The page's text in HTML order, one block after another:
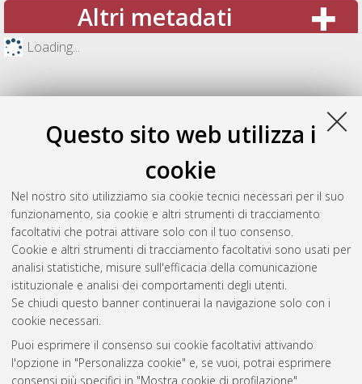
Questo sito web utilizza i
cookie
Nel nostro sito utilizziamo sia cookie tecnici necessari per il suo
funzionamento, sia cookie e altri strumenti di tracciamento
facoltativi che potrai attivare solo con il tuo consenso.
Cookie e altri strumenti di tracciamento facoltativi sono usati per
analisi statistiche, misure sull'efficacia della comunicazione
istituzionale e analisi dei comportamenti degli utenti.
Se chiudi questo banner continuerai la navigazione solo con i
cookie necessari.
Puoi esprimere il consenso sui cookie facoltativi attivando
l'opzione in "Personalizza cookie" e, se vuoi, potrai esprimere
consensi più specifici in "Mostra cookie di profilazione".
Altri metadati
Loading...
Gestione del documento:
Atom
Rss 1.0